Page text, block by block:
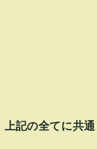
上記の全てに共